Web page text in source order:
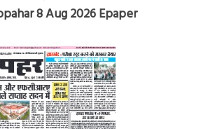
8 Aug 2026 Epaper